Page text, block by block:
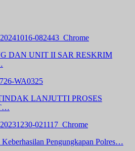
DAN UNIT II SAR RESKRIM
LANJUTTI PROSES
Pengungkapan Polres…